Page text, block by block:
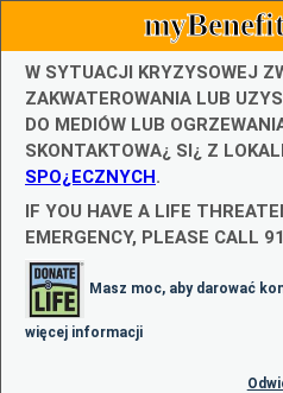
W SYTUACJI KRYZYSOWEJ
ZAKWATEROWANIA LUB
DO MEDIÓW LUB
SKONTAKTOWA¿ SI¿ Z
SPO¿ECZNYCH.
IF YOU HAVE A LIFE
EMERGENCY, PLEASE CALL
Masz moc, aby darować
więcej informacji